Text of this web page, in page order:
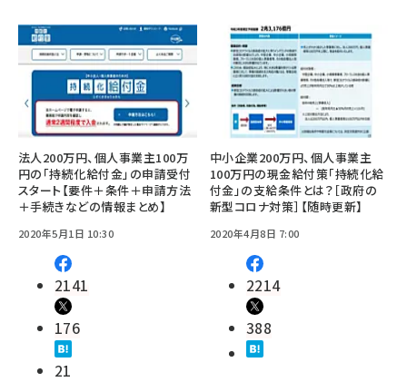
法人200万円、個人事業主100万
円の「持続化給付金」の申請受付
スタート【要件＋条件＋申請方法
＋手続きなどの情報まとめ】
2020年5月1日 10:30
2141
176
21
中小企業200万円、個人事業主
100万円の現金給付策「持続化給
付金」の支給条件とは？［政府の
新型コロナ対策］【随時更新】
2020年4月8日 7:00
2214
388